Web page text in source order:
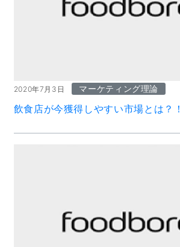
2020年7月3日 マーケティング理論
飲食店が今獲得しやすい市場とは？！